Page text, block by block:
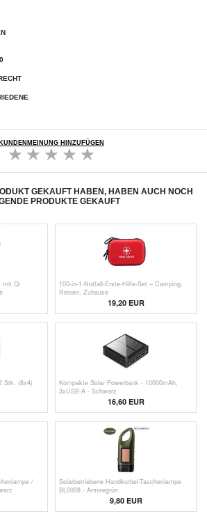
KUNDENMEINUNG HINZUFÜGEN
GEKAUFT HABEN, HABEN AUCH NOCH
PRODUKTE GEKAUFT
mit Qi
100-in-1-Notfall-Erste-Hilfe-Set – Camping,
Reisen, Zuhause
19,20EUR
Stk. (8x4)
Kompakte Solar Powerbank - 10000mAh,
3xUSB-A - Schwarz
16,60EUR
/
Solarbetriebene Handkurbel-Taschenlampe
BL0008 - Armeegrün
9,80EUR